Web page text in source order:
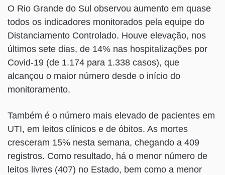
O Rio Grande do Sul observou aumento em quase
todos os indicadores monitorados pela equipe do
Distanciamento Controlado. Houve elevação, nos
últimos sete dias, de 14% nas hospitalizações por
Covid-19 (de 1.174 para 1.338 casos), que
alcançou o maior número desde o início do
monitoramento.
Também é o número mais elevado de pacientes em
UTI, em leitos clínicos e de óbitos. As mortes
cresceram 15% nesta semana, chegando a 409
registros. Como resultado, há o menor número de
leitos livres (407) no Estado, bem como a menor